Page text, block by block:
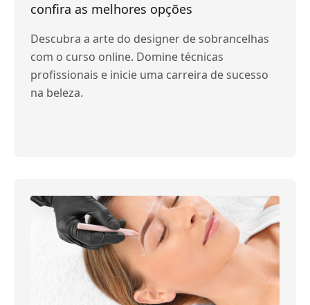
confira as melhores opções
Descubra a arte do designer de sobrancelhas
com o curso online. Domine técnicas
profissionais e inicie uma carreira de sucesso
na beleza.